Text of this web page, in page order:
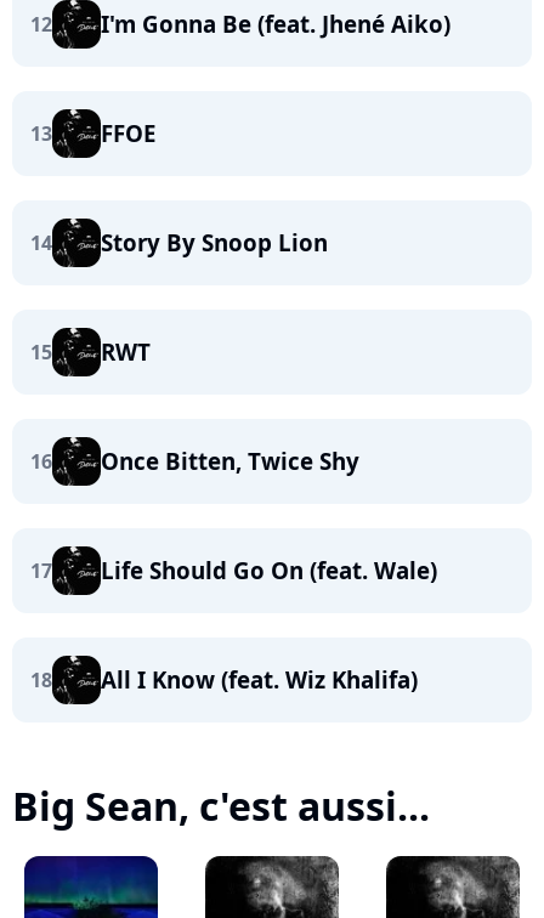
12 I'm Gonna Be (feat. Jhené Aiko)
13 FFOE
14 Story By Snoop Lion
15 RWT
16 Once Bitten, Twice Shy
17 Life Should Go On (feat. Wale)
18 All I Know (feat. Wiz Khalifa)
Big Sean, c'est aussi...